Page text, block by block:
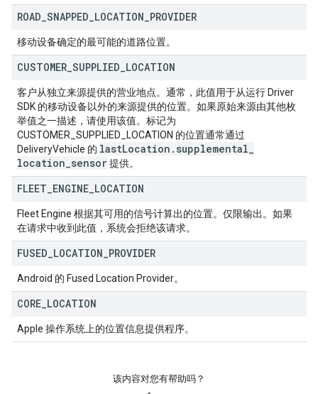
ROAD SNAPPED LOCATION PROVIDER
移动设备确定的最可能的道路位置。
CUSTOMER SUPPLIED LOCATION
客户从独立来源提供的营业地点。通常，此值用于从运行 Driver
SDK 的移动设备以外的来源提供的位置。如果原始来源由其他枚
举值之一描述，请使用该值。标记为
CUSTOMER_SUPPLIED_LOCATION 的位置通常通过
DeliveryVehicle 的 lastLocation . supplemental
location sensor提供。
FLEET ENGINE LOCATION
Fleet Engine 根据其可用的信号计算出的位置。仅限输出。如果
在请求中收到此值，系统会拒绝该请求。
FUSED LOCATION PROVIDER
Android 的 Fused Location Provider。
CORE LOCATION
Apple 操作系统上的位置信息提供程序。
该内容对您有帮助吗？